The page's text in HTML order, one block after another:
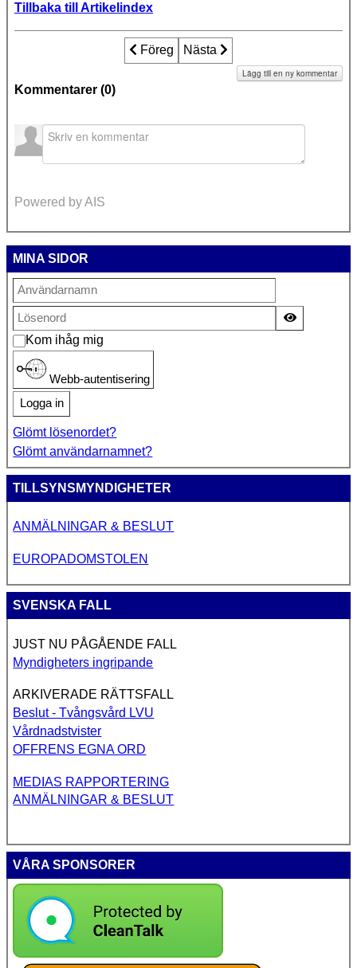
Tillbaka till Artikelindex
Föregående artikel: Socialen
Föreg Nästa artikel: Socialen lät
Nästa
Kommentarer (0)
Lägg till en ny kommentar
Powered by AIS
MINA SIDOR
Kom ihåg mig
Webb-autentisering
Logga in
Glömt lösenordet?
Glömt användarnamnet?
TILLSYNSMYNDIGHETER
ANMÄLNINGAR & BESLUT
EUROPADOMSTOLEN
SVENSKA FALL
JUST NU PÅGÅENDE FALL
Myndigheters ingripande
ARKIVERADE RÄTTSFALL
Beslut - Tvångsvård LVU
Vårdnadstvister
OFFRENS EGNA ORD
MEDIAS RAPPORTERING
ANMÄLNINGAR & BESLUT
VÅRA SPONSORER